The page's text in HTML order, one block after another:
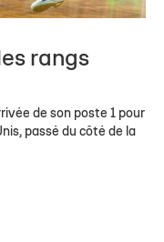
rangs
de son poste 1 pour
passé du côté de la